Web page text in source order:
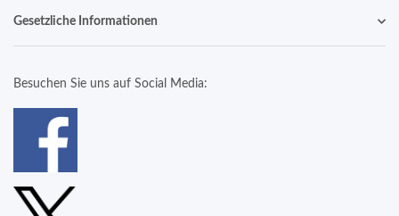
Gesetzliche Informationen
Besuchen Sie uns auf Social Media: